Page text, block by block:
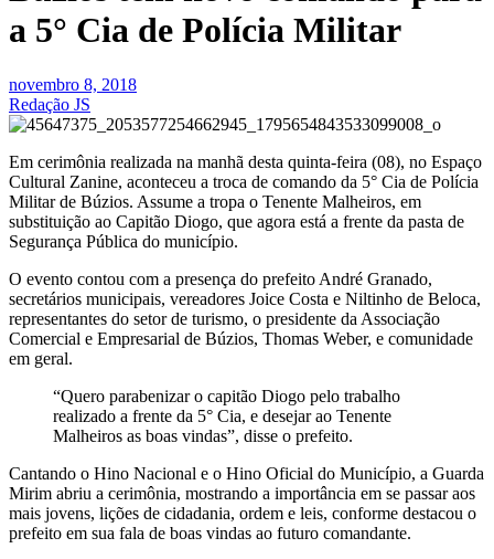
a 5° Cia de Polícia Militar
novembro 8, 2018
Redação JS
Em cerimônia realizada na manhã desta quinta-feira (08), no Espaço
Cultural Zanine, aconteceu a troca de comando da 5° Cia de Polícia
Militar de Búzios. Assume a tropa o Tenente Malheiros, em
substituição ao Capitão Diogo, que agora está a frente da pasta de
Segurança Pública do município.
O evento contou com a presença do prefeito André Granado,
secretários municipais, vereadores Joice Costa e Niltinho de Beloca,
representantes do setor de turismo, o presidente da Associação
Comercial e Empresarial de Búzios, Thomas Weber, e comunidade
em geral.
“Quero parabenizar o capitão Diogo pelo trabalho
realizado a frente da 5° Cia, e desejar ao Tenente
Malheiros as boas vindas”, disse o prefeito.
Cantando o Hino Nacional e o Hino Oficial do Município, a Guarda
Mirim abriu a cerimônia, mostrando a importância em se passar aos
mais jovens, lições de cidadania, ordem e leis, conforme destacou o
prefeito em sua fala de boas vindas ao futuro comandante.